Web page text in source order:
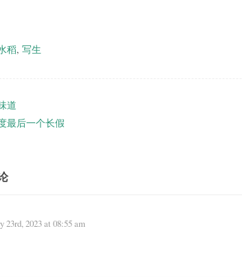
稻, 写生
道
最后一个长假
23rd, 2023 at 08:55 am